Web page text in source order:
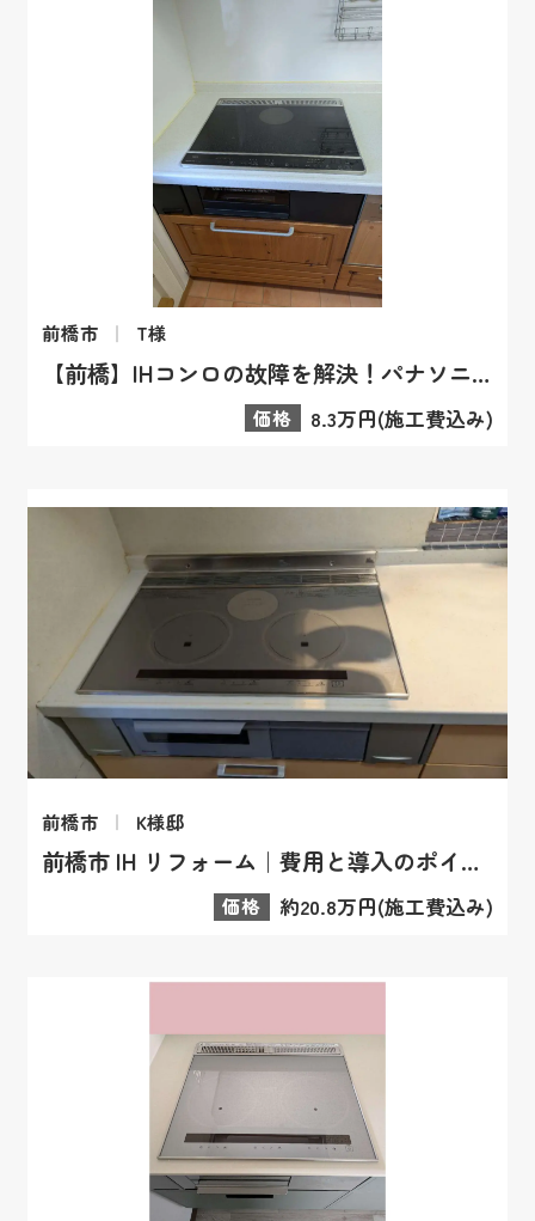
前橋市 T様
【前橋】IHコンロの故障を解決！パナソニックL32シリーズへの交換事例
価格 8.3万円(施工費込み)
前橋市 K様邸
前橋市 IH リフォーム｜費用と導入のポイント
価格 約20.8万円(施工費込み)